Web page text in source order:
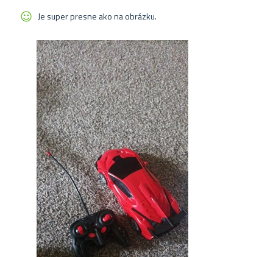
Je super presne ako na obrázku.